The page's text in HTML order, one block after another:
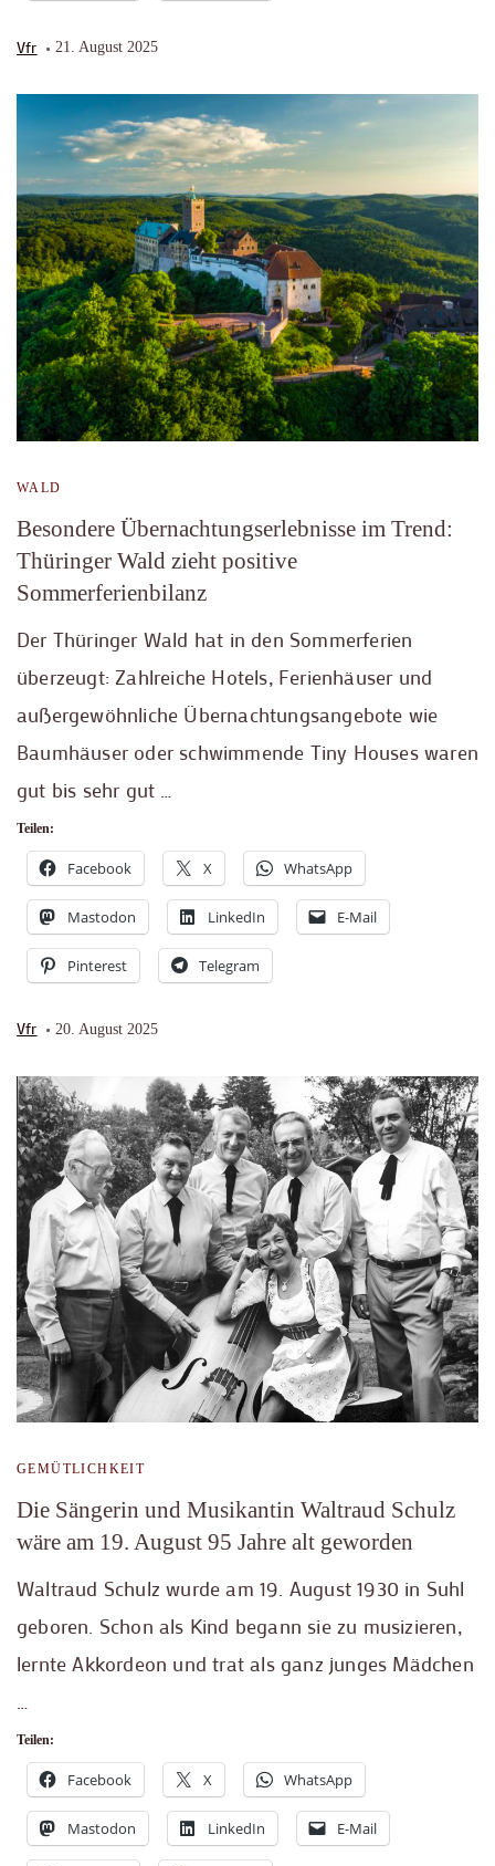
Vfr 21. August 2025
WALD
Besondere Übernachtungserlebnisse im Trend:
Thüringer Wald zieht positive
Sommerferienbilanz
Der Thüringer Wald hat in den Sommerferien
überzeugt: Zahlreiche Hotels, Ferienhäuser und
außergewöhnliche Übernachtungsangebote wie
Baumhäuser oder schwimmende Tiny Houses waren
gut bis sehr gut …
Teilen:
Facebook X WhatsApp
Mastodon LinkedIn E-Mail
Pinterest Telegram
Vfr 20. August 2025
GEMÜTLICHKEIT
Die Sängerin und Musikantin Waltraud Schulz
wäre am 19. August 95 Jahre alt geworden
Waltraud Schulz wurde am 19. August 1930 in Suhl
geboren. Schon als Kind begann sie zu musizieren,
lernte Akkordeon und trat als ganz junges Mädchen
…
Teilen:
Facebook X WhatsApp
Mastodon LinkedIn E-Mail